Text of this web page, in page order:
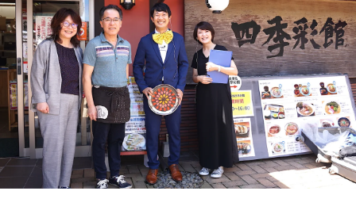
イベント・グッズ
YouTube
会社情報